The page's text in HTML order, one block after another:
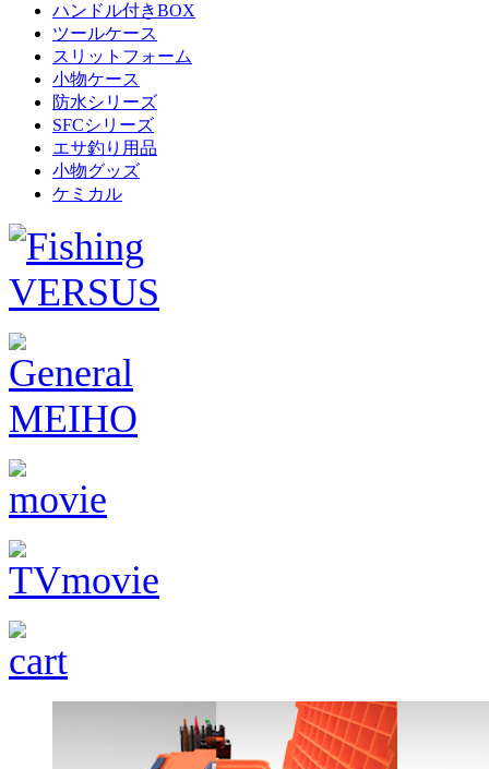
ハンドル付きBOX
ツールケース
スリットフォーム
小物ケース
防水シリーズ
SFCシリーズ
エサ釣り用品
小物グッズ
ケミカル